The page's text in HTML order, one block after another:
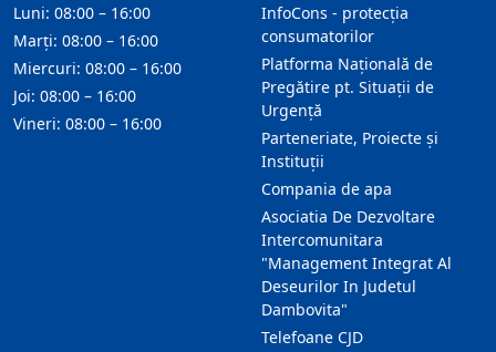
InfoCons - protecția
consumatorilor
Platforma Națională de
Pregătire pt. Situații de
Urgență
Parteneriate, Proiecte și
Instituții
Compania de apa
Asociatia De Dezvoltare
Intercomunitara
"Management Integrat Al
Deseurilor In Judetul
Dambovita"
Telefoane CJD
Luni: 08:00 – 16:00
Marți: 08:00 – 16:00
Miercuri: 08:00 – 16:00
Joi: 08:00 – 16:00
Vineri: 08:00 – 16:00